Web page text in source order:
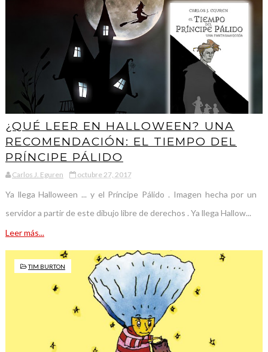
¿QUÉ LEER EN HALLOWEEN? UNA
RECOMENDACIÓN: EL TIEMPO DEL
PRÍNCIPE PÁLIDO
Carlos J. Eguren octubre 27, 2017
Ya llega Halloween ... y el Príncipe Pálido . Imagen hecha por un
servidor a partir de este dibujo libre de derechos . Ya llega Hallow...
Leer más...
TIM BURTON